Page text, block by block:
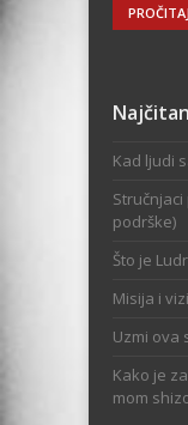
Kad ljudi
podrške)
Što je
Misija i
Uzmi ova
Kako je
mom